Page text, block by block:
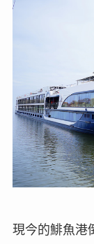
現今的鯡魚港